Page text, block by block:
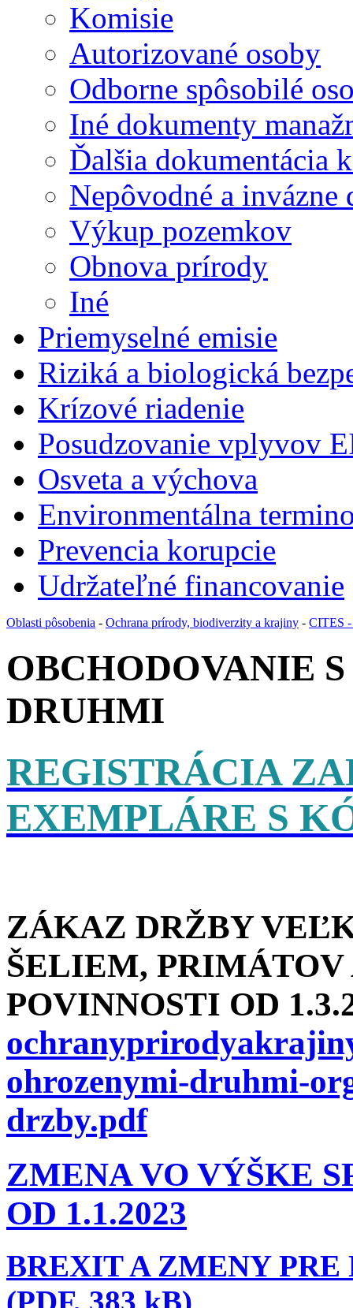
Komisie
Autorizované osoby
Odborne spôsobilé
Iné dokumenty
Ďalšia dokumentácia
Nepôvodné a invázne
Výkup pozemkov
Obnova prírody
Iné
Priemyselné emisie
Riziká a biologická
Krízové riadenie
Posudzovanie vplyvov
Osveta a výchova
Environmentálna
Prevencia korupcie
Udržateľné financovanie
Oblasti pôsobenia - Ochrana prírody, biodiverzity a krajiny - CITES -
OBCHODOVANIE
DRUHMI
REGISTRÁCIA
EXEMPLÁRE S
ZÁKAZ DRŽBY
ŠELIEM, PRIMÁTOV
POVINNOSTI OD
ohrozenymi-druhmi-
drzby.pdf
ZMENA VO VÝŠKE
OD 1.1.2023
BREXIT A ZMENY
(PDF, 383 kB)